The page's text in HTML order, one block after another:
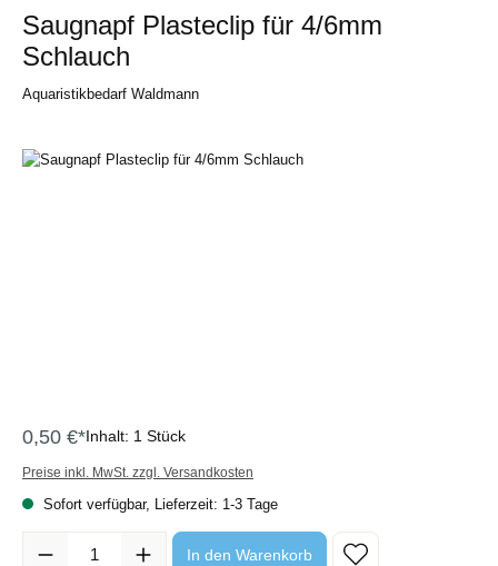
Saugnapf Plasteclip für 4/6mm
Schlauch
Aquaristikbedarf Waldmann
Bildergalerie überspringen
0,50 €*Inhalt: 1 Stück
Preise inkl. MwSt. zzgl. Versandkosten
Sofort verfügbar, Lieferzeit: 1-3 Tage
Produkt Anzahl: Gib den gewünschten Wert ein oder benutze die
In den Warenkorb